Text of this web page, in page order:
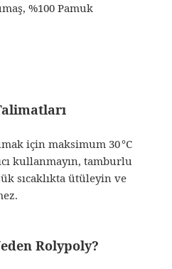
%100 Pamuk
için maksimum 30 °C
kullanmayın, tamburlu
sıcaklıkta ütüleyin ve
Rolypoly?